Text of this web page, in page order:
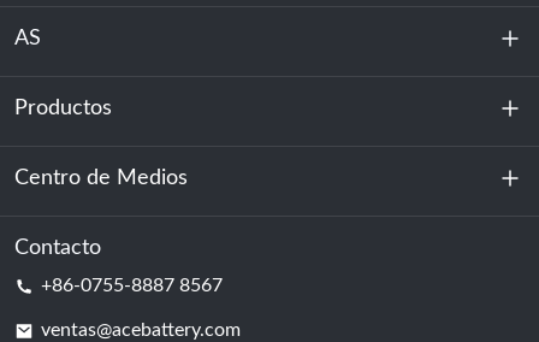
AS
Sobre nosotros
Sostenibilidad
Productos
Almacenamiento de energía
Centro de datos y sala de servidores
Centro de Medios
Noticias
Contacto
+86-0755-8887 8567
ventas@acebattery.com